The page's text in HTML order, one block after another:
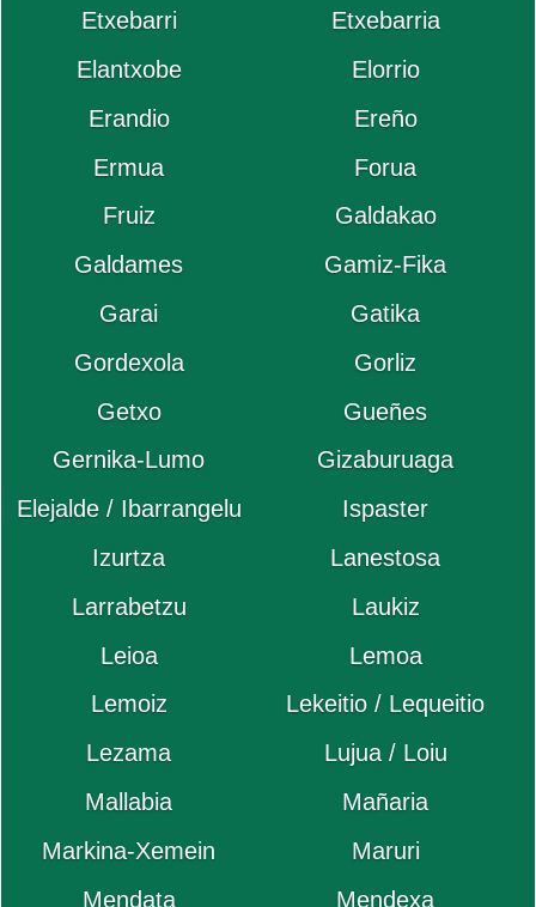
Etxebarri
Etxebarria
Elantxobe
Elorrio
Erandio
Ereño
Ermua
Forua
Fruiz
Galdakao
Galdames
Gamiz-Fika
Garai
Gatika
Gordexola
Gorliz
Getxo
Gueñes
Gernika-Lumo
Gizaburuaga
Elejalde / Ibarrangelu
Ispaster
Izurtza
Lanestosa
Larrabetzu
Laukiz
Leioa
Lemoa
Lemoiz
Lekeitio / Lequeitio
Lezama
Lujua / Loiu
Mallabia
Mañaria
Markina-Xemein
Maruri
Mendata
Mendexa